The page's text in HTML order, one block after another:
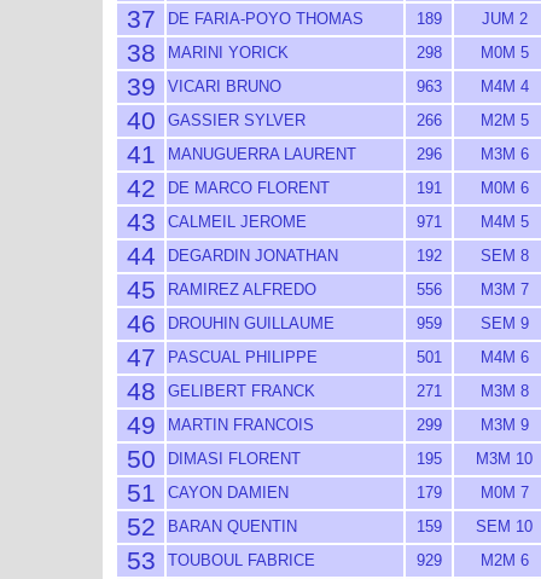
37 DE FARIA-POYO THOMAS 189 JUM 2
38 MARINI YORICK 298 M0M 5
39 VICARI BRUNO 963 M4M 4
40 GASSIER SYLVER 266 M2M 5
41 MANUGUERRA LAURENT 296 M3M 6
42 DE MARCO FLORENT 191 M0M 6
43 CALMEIL JEROME 971 M4M 5
44 DEGARDIN JONATHAN 192 SEM 8
45 RAMIREZ ALFREDO 556 M3M 7
46 DROUHIN GUILLAUME 959 SEM 9
47 PASCUAL PHILIPPE 501 M4M 6
48 GELIBERT FRANCK 271 M3M 8
49 MARTIN FRANCOIS 299 M3M 9
50 DIMASI FLORENT 195 M3M 10
51 CAYON DAMIEN 179 M0M 7
52 BARAN QUENTIN 159 SEM 10
53 TOUBOUL FABRICE 929 M2M 6